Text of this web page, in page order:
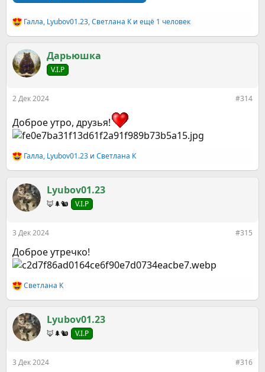
Р
е
к
ц
и
Галла, Lyubov01.23,Светлана Ки ещё 1 человек
Дарьюшка
V.I.P
2 Дек 2024 #314
Доброе утро, друзья!
Р
е
к
ц
и
Галла, Lyubov01.23 и Светлана К
Lyubov01.23
🦊🌲🐿️ V.I.P
3 Дек 2024 #315
Доброе утречко!
Р
е
к
ц
и
Светлана К
Lyubov01.23
🦊🌲🐿️ V.I.P
3 Дек 2024 #316